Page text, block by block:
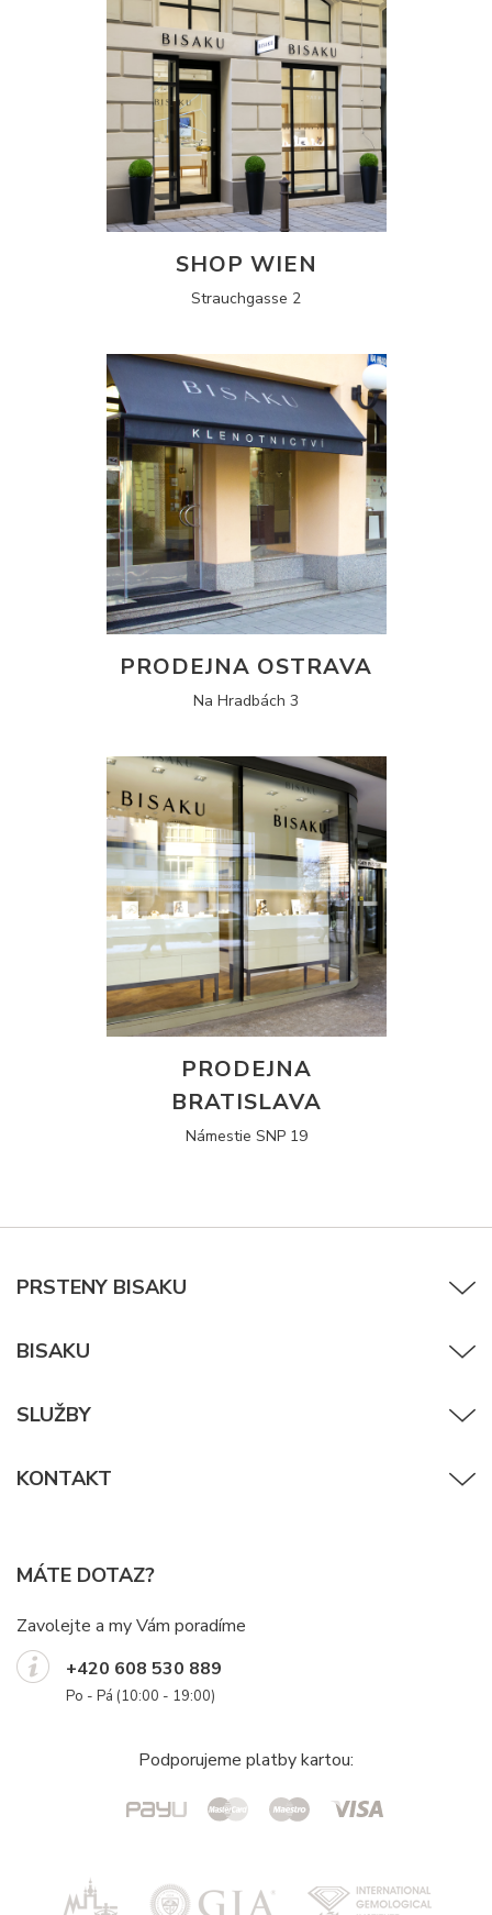
SHOP WIEN
Strauchgasse 2
PRODEJNA OSTRAVA
Na Hradbách 3
PRODEJNA
BRATISLAVA
Námestie SNP 19
PRSTENY BISAKU
BISAKU
SLUŽBY
KONTAKT
MÁTE DOTAZ?
Zavolejte a my Vám poradíme
+420 608 530 889
Po - Pá (10:00 - 19:00)
Podporujeme platby kartou: